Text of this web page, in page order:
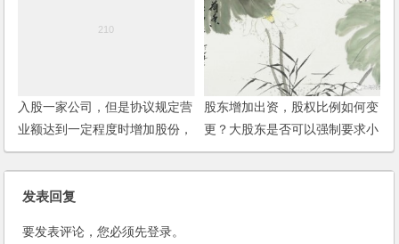
入股一家公司，但是协议规定营
业额达到一定程度时增加股份，
如何操作？
股东增加出资，股权比例如何变
更？大股东是否可以强制要求小
股东出让股权？
发表回复
要发表评论，您必须先登录。